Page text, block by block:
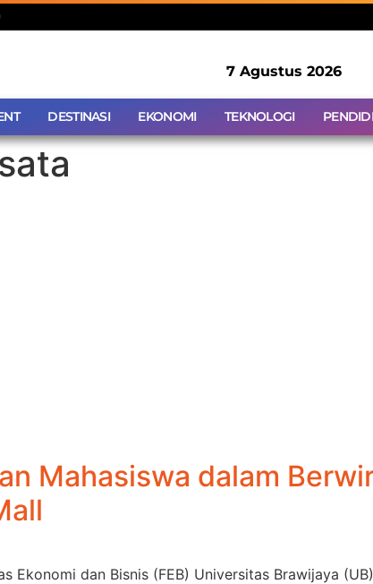
7 Agustus 2026
DESTINASI EKONOMI TEKNOLOGI
Mahasiswa dalam
Ekonomi dan Bisnis (FEB) Universitas Brawijaya